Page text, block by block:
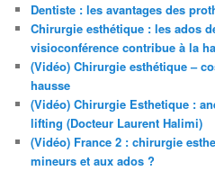
Dentiste : les avantages des
Chirurgie esthétique : les ados
visioconférence contribue à la
(Vidéo) Chirurgie esthétique –
hausse
(Vidéo) Chirurgie Esthetique :
lifting (Docteur Laurent Halimi)
(Vidéo) France 2 : chirurgie
mineurs et aux ados ?